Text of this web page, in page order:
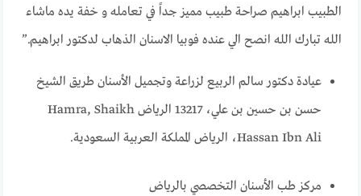
الطبيب ابراهيم صراحة طبيب مميز جداً في تعامله و خفة يده ماشاء
الله تبارك الله انصح الي عنده فوبيا الاسنان الذهاب لدكتور ابراهيم.”
عيادة دكتور سالم الربيع لزراعة وتجميل الأسنان طريق الشيخ
حسن بن حسين بن علي، 13217 الرياض Hamra, Shaikh
Hassan Ibn Ali، الرياض المملكة العربية السعودية.
مركز طب الأسنان التخصصي بالرياض